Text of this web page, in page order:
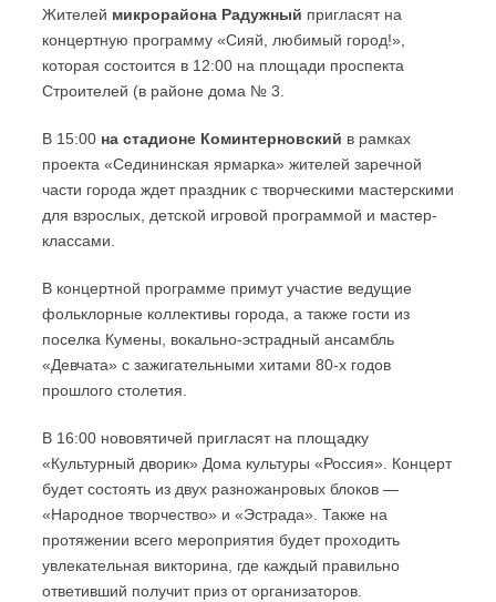
Жителей микрорайона Радужный пригласят на
концертную программу «Сияй, любимый город!»,
которая состоится в 12:00 на площади проспекта
Строителей (в районе дома № 3.
В 15:00 на стадионе Коминтерновский в рамках
проекта «Седининская ярмарка» жителей заречной
части города ждет праздник с творческими мастерскими
для взрослых, детской игровой программой и мастер-
классами.
В концертной программе примут участие ведущие
фольклорные коллективы города, а также гости из
поселка Кумены, вокально-эстрадный ансамбль
«Девчата» с зажигательными хитами 80-х годов
прошлого столетия.
В 16:00 нововятичей пригласят на площадку
«Культурный дворик» Дома культуры «Россия». Концерт
будет состоять из двух разножанровых блоков —
«Народное творчество» и «Эстрада». Также на
протяжении всего мероприятия будет проходить
увлекательная викторина, где каждый правильно
ответивший получит приз от организаторов.